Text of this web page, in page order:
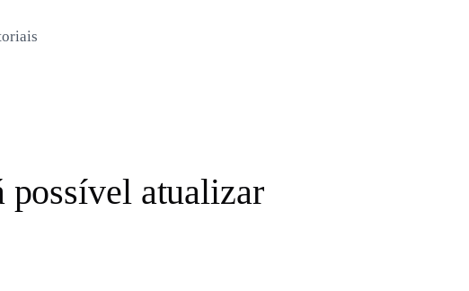
possível atualizar